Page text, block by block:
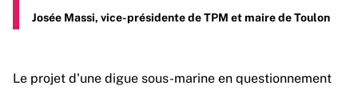
Josée Massi, vice-présidente de TPM et maire de Toulon
Le projet d'une digue sous-marine en questionnement